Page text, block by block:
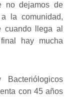
no dejamos de
la comunidad,
cuando llega al
hay mucha
con 45 años